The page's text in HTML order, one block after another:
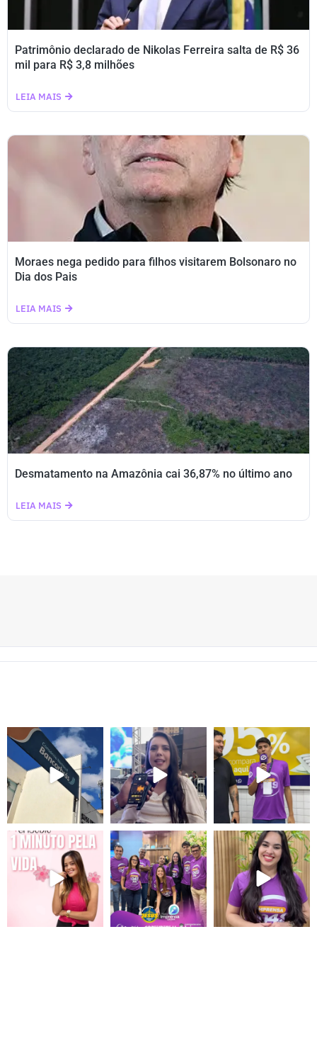
Patrimônio declarado de Nikolas Ferreira salta de R$ 36
mil para R$ 3,8 milhões
LEIA MAIS
Moraes nega pedido para filhos visitarem Bolsonaro no
Dia dos Pais
LEIA MAIS
Desmatamento na Amazônia cai 36,87% no último ano
LEIA MAIS